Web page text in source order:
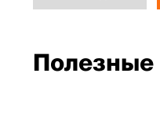
Полезные